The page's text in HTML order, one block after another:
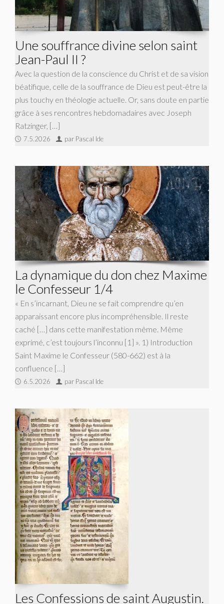
Une souffrance divine selon saint
Jean-Paul II ?
Avec la question de la conscience du Christ et de sa vision
béatifique, celle de la souffrance de Dieu est peut-être la
plus touchy en théologie actuelle. Or, sans doute en partie
grâce à ses rencontres hebdomadaires avec Joseph
Ratzinger, […]
7.5.2026 par Pascal Ide
La dynamique du don chez Maxime
le Confesseur 1/4
« En s’incarnant, Dieu ne se fait comprendre qu’en
apparaissant encore plus incompréhensible. Il reste
caché […] dans cette manifestation même. Même
exprimé, c’est toujours l’inconnu [1] ». 1) Introduction
Saint Maxime le Confesseur (580-662) est à la
confluence […]
6.5.2026 par Pascal Ide
Les Confessions de saint Augustin.